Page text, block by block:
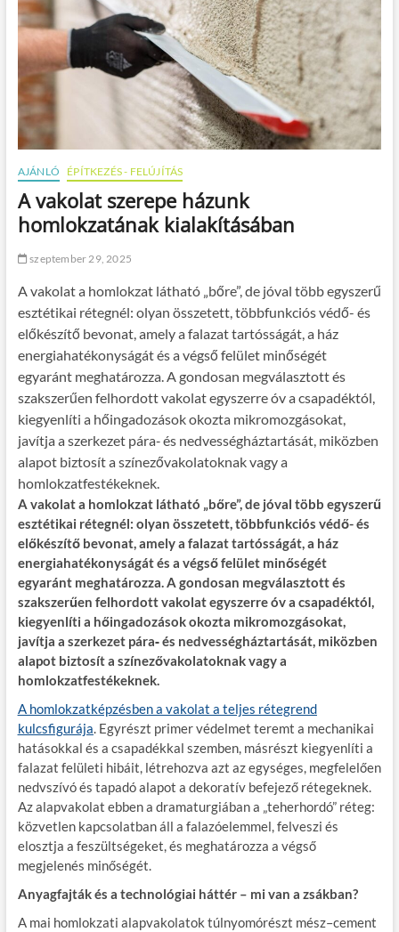
AJÁNLÓ ÉPÍTKEZÉS - FELÚJÍTÁS
A vakolat szerepe házunk
homlokzatának kialakításában
szeptember 29, 2025
A vakolat a homlokzat látható „bőre”, de jóval több egyszerű
esztétikai rétegnél: olyan összetett, többfunkciós védő- és
előkészítő bevonat, amely a falazat tartósságát, a ház
energiahatékonyságát és a végső felület minőségét
egyaránt meghatározza. A gondosan megválasztott és
szakszerűen felhordott vakolat egyszerre óv a csapadéktól,
kiegyenlíti a hőingadozások okozta mikromozgásokat,
javítja a szerkezet pára‑ és nedvességháztartását, miközben
alapot biztosít a színezővakolatoknak vagy a
homlokzatfestékeknek.
A vakolat a homlokzat látható „bőre”, de jóval több egyszerű
esztétikai rétegnél: olyan összetett, többfunkciós védő- és
előkészítő bevonat, amely a falazat tartósságát, a ház
energiahatékonyságát és a végső felület minőségét
egyaránt meghatározza. A gondosan megválasztott és
szakszerűen felhordott vakolat egyszerre óv a csapadéktól,
kiegyenlíti a hőingadozások okozta mikromozgásokat,
javítja a szerkezet pára‑ és nedvességháztartását, miközben
alapot biztosít a színezővakolatoknak vagy a
homlokzatfestékeknek.
A homlokzatképzésben a vakolat a teljes rétegrend
kulcsfigurája. Egyrészt primer védelmet teremt a mechanikai
hatásokkal és a csapadékkal szemben, másrészt kiegyenlíti a
falazat felületi hibáit, létrehozva azt az egységes, megfelelően
nedvszívó és tapadó alapot a dekoratív befejező rétegeknek.
Az alapvakolat ebben a dramaturgiában a „teherhordó” réteg:
közvetlen kapcsolatban áll a falazóelemmel, felveszi és
elosztja a feszültségeket, és meghatározza a végső
megjelenés minőségét.
Anyagfajták és a technológiai háttér – mi van a zsákban?
A mai homlokzati alapvakolatok túlnyomórészt mész–cement